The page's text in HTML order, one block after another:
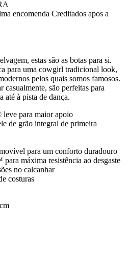
encomenda Creditados apos a
estas são as botas para si.
para uma cowgirl tradicional look,
pelos quais somos famosos.
casualmente, são perfeitas para
até à pista de dança.
para maior apoio
de grão integral de primeira
para um conforto duradouro
máxima resistência ao desgaste
no calcanhar
costuras